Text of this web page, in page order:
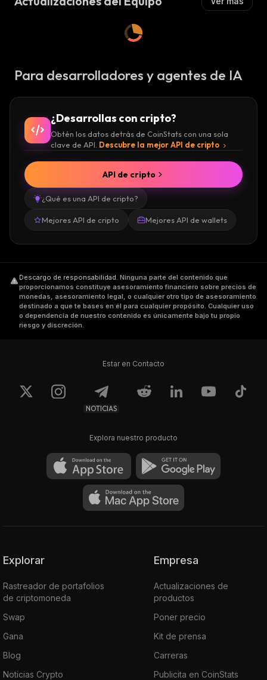
Para desarrolladores y agentes de IA
¿Desarrollas con cripto?
Obtén los datos detrás de CoinStats con una sola
clave de API. Descubre la mejor API de cripto
¿Qué es una API de cripto?
Mejores API de cripto Mejores API de wallets
API de cripto
Descargo de responsabilidad. Ninguna parte del contenido que
proporcionamos constituye asesoramiento financiero sobre precios de
monedas, asesoramiento legal, o cualquier otro tipo de asesoramiento
destinado a que te bases en él para cualquier propósito. Cualquier uso
o dependencia de nuestro contenido es únicamente bajo tu propio
riesgo y discreción.
Estar en Contacto
NOTICIAS
Explora nuestro producto
Explorar
Rastreador de portafolios
de criptomoneda
Swap
Gana
Blog
Noticias Crypto
Empresa
Actualizaciones de
productos
Poner precio
Kit de prensa
Carreras
Publicita en CoinStats